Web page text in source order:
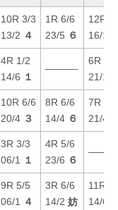
10R 3/3
13/2 ４
1R 6/6
23/5 ６
12R
16/1
4R 1/2
14/6 １
———-
6R 2/2
21/1
10R 6/6
20/4 ３
8R 6/6
14/4 ６
7R 5/5
21/4
3R 3/3
06/1
１
4R 5/6
23/6 ６
9R 5/5
06/1
４
3R 6/6
14/2 妨
11R
14/6